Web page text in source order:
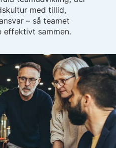
med tillid,
– så teamet
effektivt sammen.